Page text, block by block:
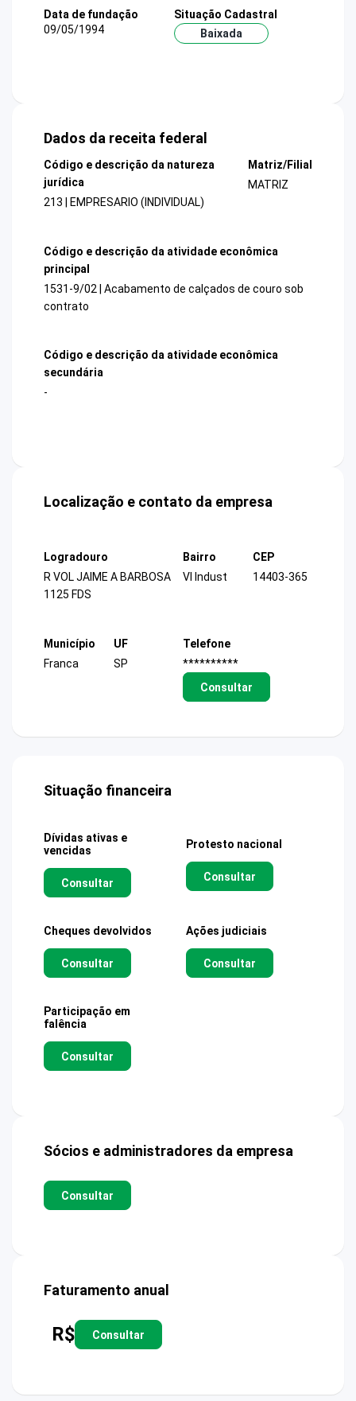
Data de fundação
09/05/1994
Situação Cadastral
Baixada
Dados da receita federal
Código e descrição da natureza
jurídica
213 | EMPRESARIO (INDIVIDUAL)
Matriz/Filial
MATRIZ
Código e descrição da atividade econômica
principal
1531-9/02 | Acabamento de calçados de couro sob
contrato
Código e descrição da atividade econômica
secundária
-
Localização e contato da empresa
Logradouro
R VOL JAIME A BARBOSA
1125 FDS
Bairro
Vl Indust
CEP
14403-365
Município
Franca
UF
SP
Telefone
**********
Consultar
Situação financeira
Dívidas ativas e
vencidas
Consultar
Protesto nacional
Consultar
Cheques devolvidos
Consultar
Ações judiciais
Consultar
Participação em
falência
Consultar
Sócios e administradores da empresa
Consultar
Faturamento anual
R$ Consultar